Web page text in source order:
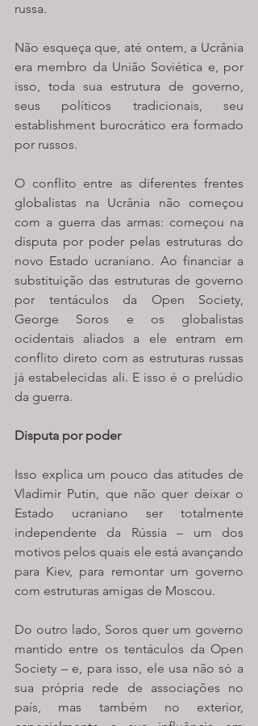
russa.
Não esqueça que, até ontem, a Ucrânia
era membro da União Soviética e, por
isso, toda sua estrutura de governo,
seus políticos tradicionais, seu
establishment burocrático era formado
por russos.
O conflito entre as diferentes frentes
globalistas na Ucrânia não começou
com a guerra das armas: começou na
disputa por poder pelas estruturas do
novo Estado ucraniano. Ao financiar a
substituição das estruturas de governo
por tentáculos da Open Society,
George Soros e os globalistas
ocidentais aliados a ele entram em
conflito direto com as estruturas russas
já estabelecidas ali. E isso é o prelúdio
da guerra.
Disputa por poder
Isso explica um pouco das atitudes de
Vladimir Putin, que não quer deixar o
Estado ucraniano ser totalmente
independente da Rússia – um dos
motivos pelos quais ele está avançando
para Kiev, para remontar um governo
com estruturas amigas de Moscou.
Do outro lado, Soros quer um governo
mantido entre os tentáculos da Open
Society – e, para isso, ele usa não só a
sua própria rede de associações no
país, mas também no exterior,